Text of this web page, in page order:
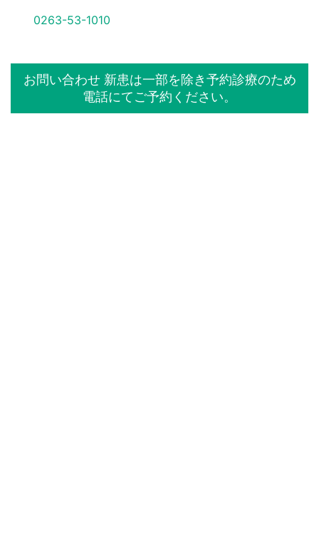
0263-53-1010
お問い合わせ 新患は一部を除き予約診療のため
電話にてご予約ください。